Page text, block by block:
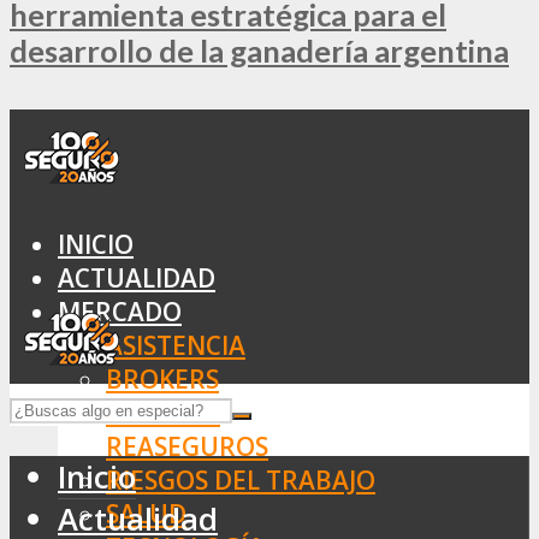
herramienta estratégica para el
desarrollo de la ganadería argentina
INICIO
ACTUALIDAD
MERCADO
ASISTENCIA
BROKERS
SEGUROS
REASEGUROS
RIESGOS DEL TRABAJO
SALUD
Inicio
Actualidad